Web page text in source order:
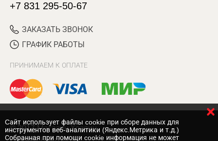
+7 831 295-50-67
ЗАКАЗАТЬ ЗВОНОК
ГРАФИК РАБОТЫ
ПРИНИМАЕМ К ОПЛАТЕ
© 2017 Магазин Хозяин
Cайт использует файлы cookie при сборе данных для
инструментов веб-аналитики (Яндекс.Метрика и т.д.)
Собранная при помощи cookie информация не может